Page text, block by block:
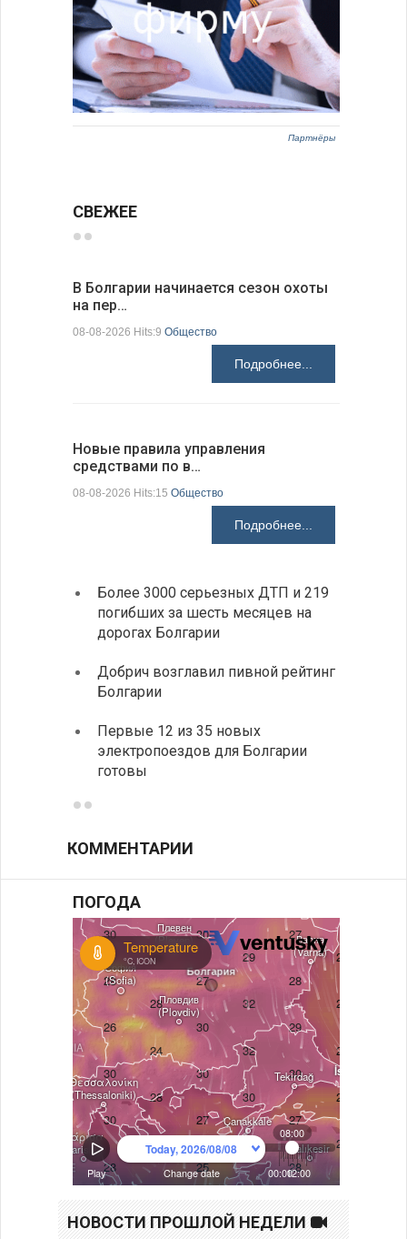
Партнёры
СВЕЖЕЕ
В Болгарии начинается сезон охоты
на пер…
08-08-2026 Hits:9 Общество
Подробнее...
Новые правила управления
средствами по в…
08-08-2026 Hits:15 Общество
Подробнее...
Более 3000 серьезных ДТП и 219
погибших за шесть месяцев на
дорогах Болгарии
Добрич возглавил пивной рейтинг
Болгарии
Первые 12 из 35 новых
электропоездов для Болгарии
готовы
КОММЕНТАРИИ
ПОГОДА
НОВОСТИ ПРОШЛОЙ НЕДЕЛИ